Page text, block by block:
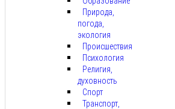
Природа,
погода,
экология
Происшествия
Психология
Религия,
духовность
Спорт
Транспорт,